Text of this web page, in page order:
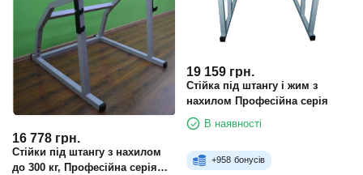
16 778 грн.
Стійки під штангу з нахилом
до 300 кг, Професійна серія
19 159 грн.
Стійка під штангу і жим з
нахилом Професійна серія
В наявності
+958 бонусів